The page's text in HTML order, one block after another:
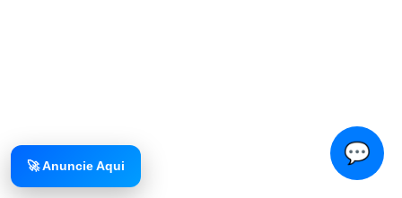
💬
🚀 Anuncie Aqui